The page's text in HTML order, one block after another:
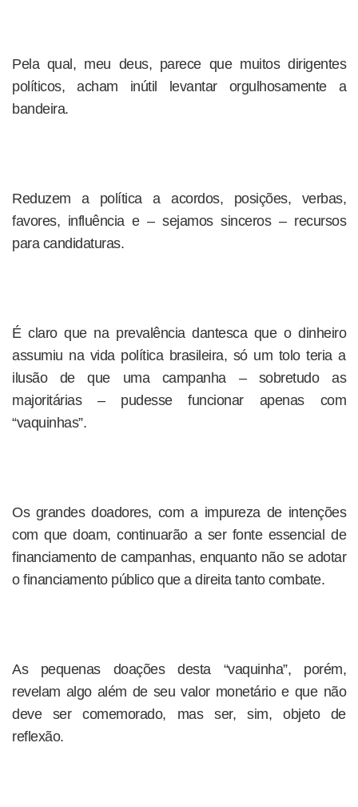
Pela qual, meu deus, parece que muitos dirigentes
políticos, acham inútil levantar orgulhosamente a
bandeira.
Reduzem a política a acordos, posições, verbas,
favores, influência e – sejamos sinceros – recursos
para candidaturas.
É claro que na prevalência dantesca que o dinheiro
assumiu na vida política brasileira, só um tolo teria a
ilusão de que uma campanha – sobretudo as
majoritárias – pudesse funcionar apenas com
“vaquinhas”.
Os grandes doadores, com a impureza de intenções
com que doam, continuarão a ser fonte essencial de
financiamento de campanhas, enquanto não se adotar
o financiamento público que a direita tanto combate.
As pequenas doações desta “vaquinha”, porém,
revelam algo além de seu valor monetário e que não
deve ser comemorado, mas ser, sim, objeto de
reflexão.